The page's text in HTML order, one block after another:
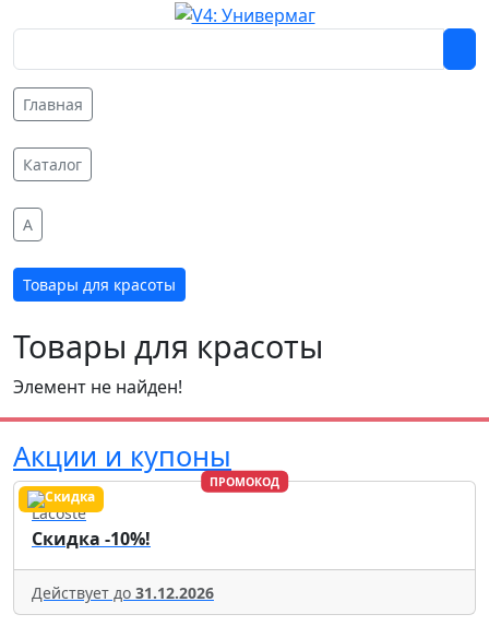
Главная
Каталог
A
Товары для красоты
Товары для красоты
Элемент не найден!
Акции и купоны
ПРОМОКОД
Lacoste
Скидка -10%!
Действует до 31.12.2026